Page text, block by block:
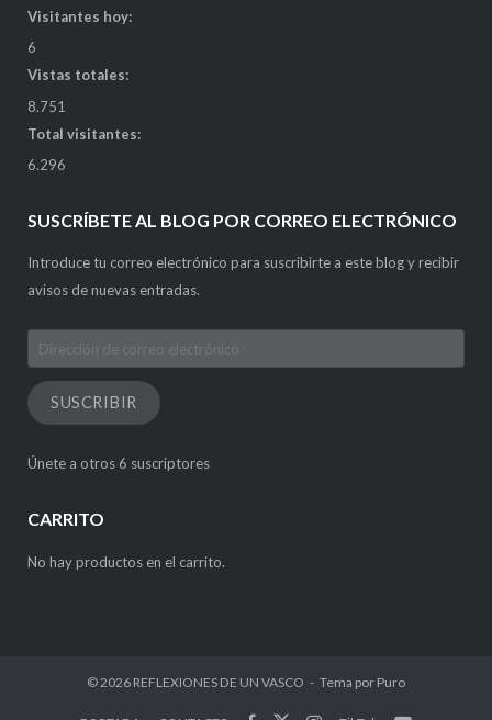
Visitantes hoy:
6
Vistas totales:
8.751
Total visitantes:
6.296
SUSCRÍBETE AL BLOG POR CORREO ELECTRÓNICO
Introduce tu correo electrónico para suscribirte a este blog y recibir
avisos de nuevas entradas.
Dirección
de
correo
electrónico
SUSCRIBIR
Únete a otros 6 suscriptores
CARRITO
No hay productos en el carrito.
© 2026 REFLEXIONES DE UN VASCO Tema por Puro